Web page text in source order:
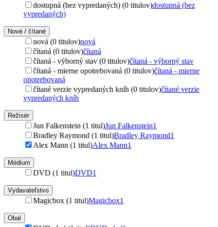
dostupná (bez vypredaných) (0 titulov)dostupná (bez
vypredaných)
Nové / čítané
nová (0 titulov)nová
čítaná (0 titulov)čítaná
čítaná - výborný stav (0 titulov)čítaná - výborný stav
čítaná - mierne opotrebovaná (0 titulov)čítaná - mierne
opotrebovaná
čítané verzie vypredaných kníh (0 titulov)čítané verzie
vypredaných kníh
Režisér
Jun Falkenstein (1 titul)Jun Falkenstein1
Bradley Raymond (1 titul)Bradley Raymond1
Alex Mann (1 titul)Alex Mann1
Médium
DVD (1 titul)DVD1
Vydavateľstvo
Magicbox (1 titul)Magicbox1
Obal